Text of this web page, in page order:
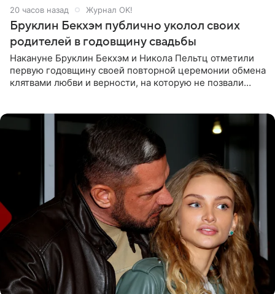
20 часов назад Журнал OK!
Бруклин Бекхэм публично уколол своих
родителей в годовщину свадьбы
Накануне Бруклин Бекхэм и Никола Пельтц отметили
первую годовщину своей повторной церемонии обмена
клятвами любви и верности, на которую не позвали